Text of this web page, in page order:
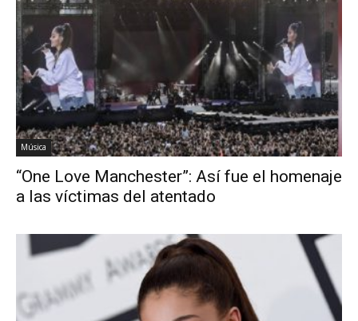
Música
“One Love Manchester”: Así fue el homenaje
a las víctimas del atentado